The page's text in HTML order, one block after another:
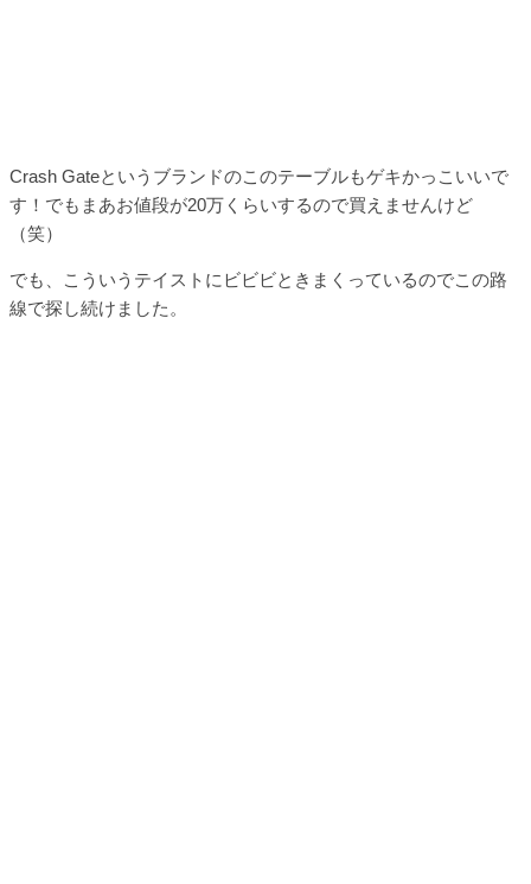
Crash Gateというブランドのこのテーブルもゲキかっこいいで
す！でもまあお値段が20万くらいするので買えませんけど
（笑）
でも、こういうテイストにビビビときまくっているのでこの路
線で探し続けました。